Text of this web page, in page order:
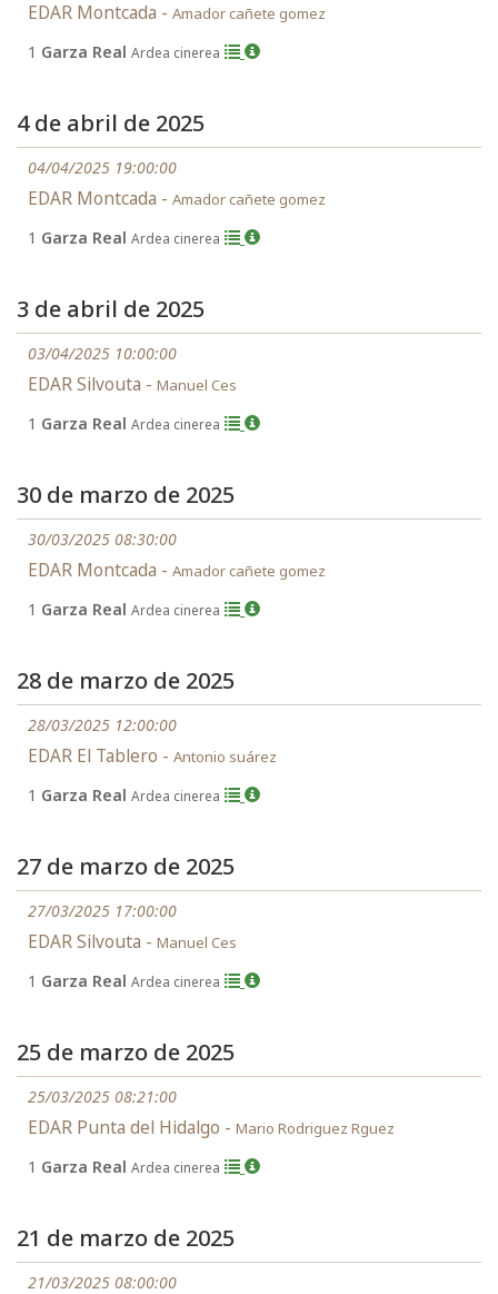
EDAR Montcada - Amador cañete gomez
1 Garza Real Ardea cinerea
4 de abril de 2025
04/04/2025 19:00:00
EDAR Montcada - Amador cañete gomez
1 Garza Real Ardea cinerea
3 de abril de 2025
03/04/2025 10:00:00
EDAR Silvouta - Manuel Ces
1 Garza Real Ardea cinerea
30 de marzo de 2025
30/03/2025 08:30:00
EDAR Montcada - Amador cañete gomez
1 Garza Real Ardea cinerea
28 de marzo de 2025
28/03/2025 12:00:00
EDAR El Tablero - Antonio suárez
1 Garza Real Ardea cinerea
27 de marzo de 2025
27/03/2025 17:00:00
EDAR Silvouta - Manuel Ces
1 Garza Real Ardea cinerea
25 de marzo de 2025
25/03/2025 08:21:00
EDAR Punta del Hidalgo - Mario Rodriguez Rguez
1 Garza Real Ardea cinerea
21 de marzo de 2025
21/03/2025 08:00:00